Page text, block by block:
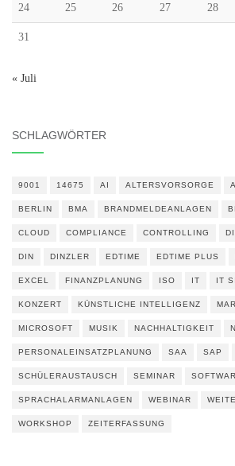
24 25 26 27 28
31
« Juli
SCHLAGWÖRTER
9001 14675 AI ALTERSVORSORGE
BERLIN BMA BRANDMELDEANLAGEN
CLOUD COMPLIANCE CONTROLLING
DIN DINZLER EDTIME EDTIME PLUS
EXCEL FINANZPLANUNG ISO IT IT
KONZERT KÜNSTLICHE INTELLIGENZ
MICROSOFT MUSIK NACHHALTIGKEIT
PERSONALEINSATZPLANUNG SAA SAP
SCHÜLERAUSTAUSCH SEMINAR
SPRACHALARMANLAGEN WEBINAR
WORKSHOP ZEITERFASSUNG